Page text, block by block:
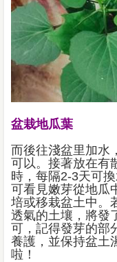
盆栽地瓜葉
而後往淺盆里加水
可以。接著放在有
時，每隔2-3天可
可看見嫩芽從地瓜
培或移栽盆土中。
透氣的土壤，將發
可，記得發芽的部
養護，並保持盆土
啦！